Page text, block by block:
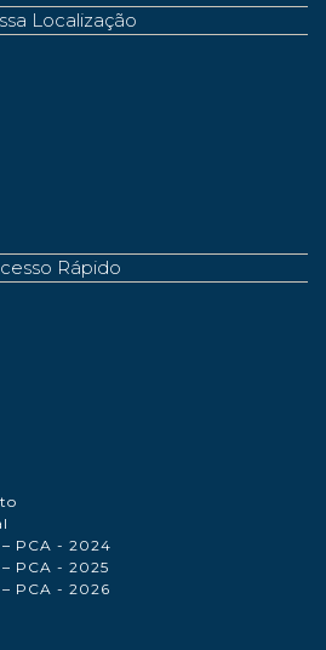
Localização
Rápido
PCA - 2024
PCA - 2025
PCA - 2026